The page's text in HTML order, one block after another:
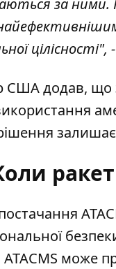
за
цілісності",
США додав, що
може